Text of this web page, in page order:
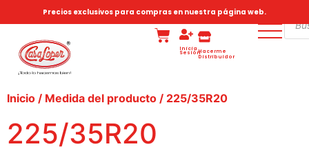
Precios exclusivos para compras en nuestra página web.
Inicia
SesiónHacerme
Distribuidor
Inicio / Medida del producto / 225/35R20
225/35R20